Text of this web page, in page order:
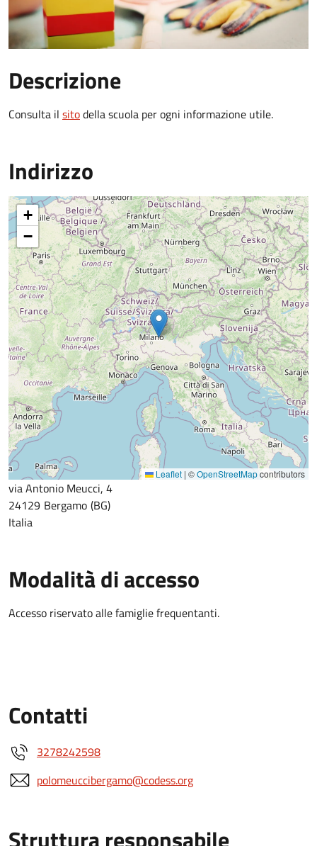
Descrizione
Consulta il sitodella scuola per ogni informazione utile.
Indirizzo
+
−
Leaflet | ©OpenStreetMapcontributors
via Antonio Meucci, 4
24129 Bergamo BG
Italia
Modalità di accesso
Accesso riservato alle famiglie frequentanti.
Contatti
3278242598
polomeuccibergamo@codess.org